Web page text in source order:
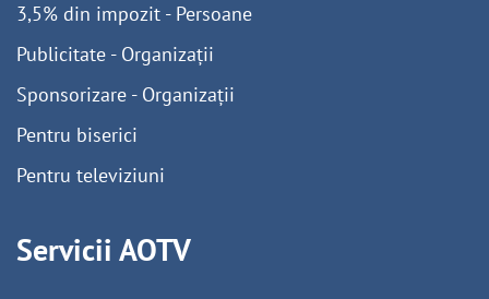
3,5% din impozit - Persoane
Publicitate - Organizații
Sponsorizare - Organizații
Pentru biserici
Pentru televiziuni
Servicii AOTV